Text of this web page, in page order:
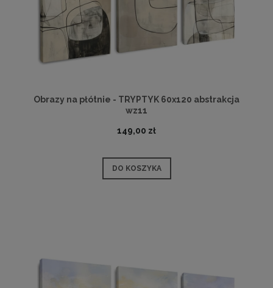
Obrazy na płótnie - TRYPTYK 60x120 abstrakcja
wz11
149,00 zł
DO KOSZYKA